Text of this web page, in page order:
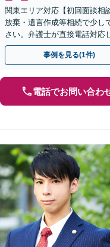
関東エリア対応【初回面談相
放棄・遺言作成等相続で少し
さい。弁護士が直接電話対応
上！＆相続の著書・セミナー
事例を見る(1件)
電話でお問い合わ